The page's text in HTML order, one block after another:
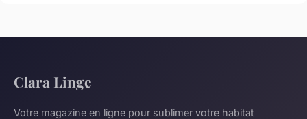
Clara Linge
Votre magazine en ligne pour sublimer votre habitat